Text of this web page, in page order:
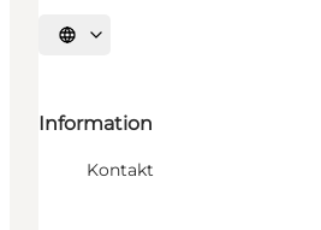
Vælg sprog
Information
Kontakt